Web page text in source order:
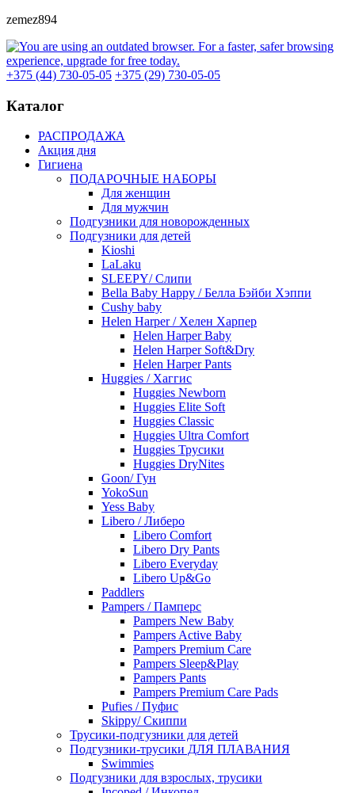
zemez894
+375 (44) 730-05-05 +375 (29) 730-05-05
Каталог
РАСПРОДАЖА
Акция дня
Гигиена
ПОДАРОЧНЫЕ НАБОРЫ
Для женщин
Для мужчин
Подгузники для новорожденных
Подгузники для детей
Kioshi
LaLaku
SLEEPY/ Слипи
Bella Baby Happy / Белла Бэйби Хэппи
Cushy baby
Helen Harper / Хелен Харпер
Helen Harper Baby
Helen Harper Soft&Dry
Helen Harper Pants
Huggies / Хаггис
Huggies Newborn
Huggies Elite Soft
Huggies Classic
Huggies Ultra Comfort
Huggies Трусики
Huggies DryNites
Goon/ Гун
YokoSun
Yess Baby
Libero / Либеро
Libero Comfort
Libero Dry Pants
Libero Everyday
Libero Up&Go
Paddlers
Pampers / Памперс
Pampers New Baby
Pampers Active Baby
Pampers Premium Care
Pampers Sleep&Play
Pampers Pants
Pampers Premium Care Pads
Pufies / Пуфис
Skippy/ Скиппи
Трусики-подгузники для детей
Подгузники-трусики ДЛЯ ПЛАВАНИЯ
Swimmies
Подгузники для взрослых, трусики